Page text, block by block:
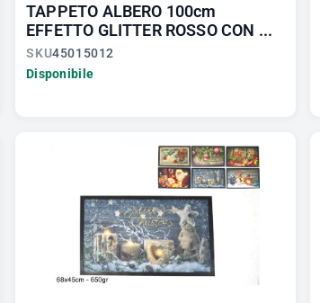
TAPPETO ALBERO 100cm
EFFETTO GLITTER ROSSO CON ...
SKU45015012
Disponibile